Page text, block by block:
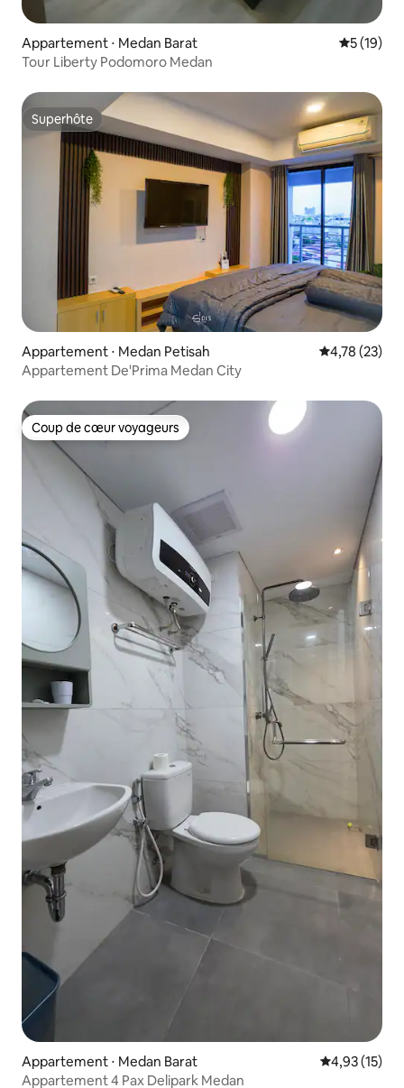
Appartement ⋅ Medan Barat
5 (19)
Tour Liberty Podomoro Medan
Superhôte
Superhôte
Appartement ⋅ Medan Petisah Évaluation
4,78 (23)
Appartement De'Prima Medan City
Coup de cœur voyageurs
Coup de cœur voyageurs
Appartement ⋅ Medan Barat Évaluation
4,93 (15)
Appartement 4 Pax Delipark Medan